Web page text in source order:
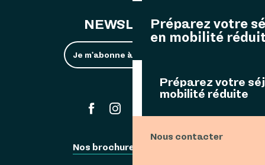
Préparez votre
en mobilité
Préparez votre
mobilité réduite
Nous contacter
NEWSLETTER
Je m'abonne à la newsletter
Nos brochures